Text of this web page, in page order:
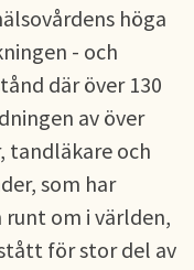
höga
- och
där över 130
av över
tandläkare och
som har
om i världen,
för stor del av